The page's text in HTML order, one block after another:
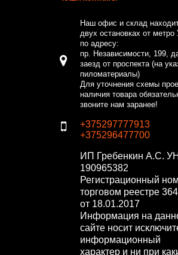
Наш офис и склад
двух остановках от метро
по адресу:
пр. Независимости, 199,
заезд от проспекта (на
пиломатериалы)
Для уточнения схемы
наличия товара
звоните нам заранее!
+375297777913
+375296477700
ИП Гребенкин А.С.
190965382
Регистрационный
торговом реестре
от 18.01.2017
Информация на
сайте носит
информационный
характер и ни при